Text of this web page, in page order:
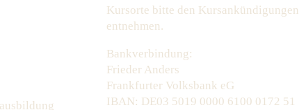
Kursorte bitte den Kursankündigungen
entnehmen.
Bankverbindung:
Frieder Anders
Frankfurter Volksbank eG
IBAN: DE03 5019 0000 6100 0172 51